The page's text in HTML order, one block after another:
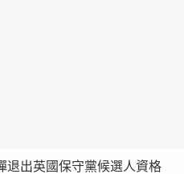
退出英國保守黨候選人資格